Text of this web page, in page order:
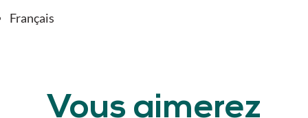
Français
Vous aimerez